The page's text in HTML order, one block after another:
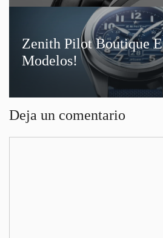
Zenith Pilot Boutique
Modelos!
Deja un comentario